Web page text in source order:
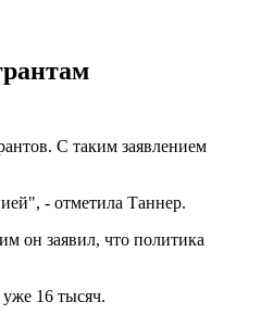
С таким заявлением
- отметила Таннер.
он заявил, что политика
16 тысяч.